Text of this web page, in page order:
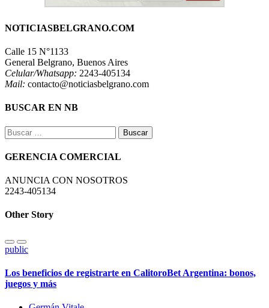
NOTICIASBELGRANO.COM
Calle 15 N°1133
General Belgrano, Buenos Aires
Celular/Whatsapp: 2243-405134
Mail: contacto@noticiasbelgrano.com
BUSCAR EN NB
Buscar:
GERENCIA COMERCIAL
ANUNCIA CON NOSOTROS
2243-405134
Other Story
public
Los beneficios de registrarte en CalitoroBet Argentina: bonos,
juegos y más